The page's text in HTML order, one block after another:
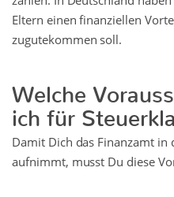
Eltern einen finanziellen
zugutekommen soll.
Welche
ich für
Damit Dich das Finanzamt in
aufnimmt, musst Du diese